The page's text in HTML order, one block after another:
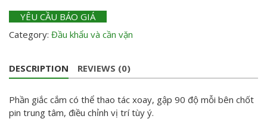
YÊU CẦU BÁO GIÁ
Category: Đầu khẩu và cần vặn
DESCRIPTION REVIEWS (0)
Phần giắc cắm có thể thao tác xoay, gập 90 độ mỗi bên chốt
pin trung tâm, điều chỉnh vị trí tùy ý.